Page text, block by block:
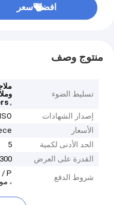
افضل سعر
منتوج وصف
تسليط الضوء
,
إصدار الشهادات
الأسعار
الحد الأدنى لكمية
5
القدرة على العرض
300 مجموعة / شهر
شروط الدفع
،